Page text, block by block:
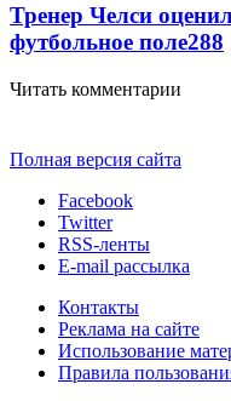
Тренер Челси
футбольное поле288
Читать комментарии
Полная версия сайта
Facebook
Twitter
RSS-ленты
E-mail рассылка
Контакты
Реклама на сайте
Использование
Правила